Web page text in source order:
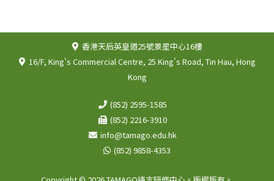
香港天后英皇道25號景星中心16樓
16/F, King's Commercial Centre, 25 King's Road, Tin Hau, Hong
Kong
(852) 2595-1585
(852) 2216-3910
info@tamago.edu.hk
(852) 9858-4353